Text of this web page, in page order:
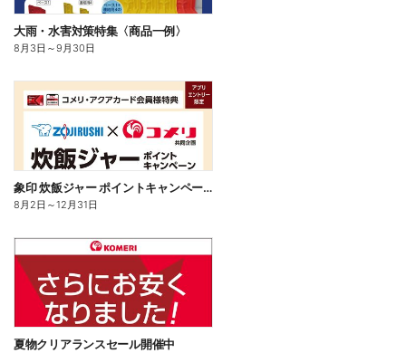
大雨・水害対策特集〈商品一例〉
8月3日 ～9月30日
象印 炊飯ジャー ポイントキャンペーン
8月2日 ～12月31日
夏物クリアランスセール開催中